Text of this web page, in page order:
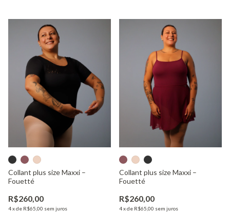
Collant plus size Maxxi –
Fouetté
R$260,00
4xde R$65,00 sem juros
Collant plus size Maxxi –
Fouetté
R$260,00
4xde R$65,00 sem juros